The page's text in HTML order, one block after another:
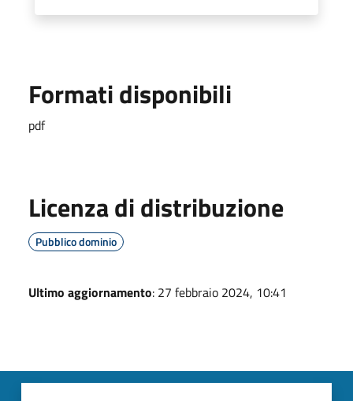
Formati disponibili
pdf
Licenza di distribuzione
Pubblico dominio
Ultimo aggiornamento: 27 febbraio 2024, 10:41